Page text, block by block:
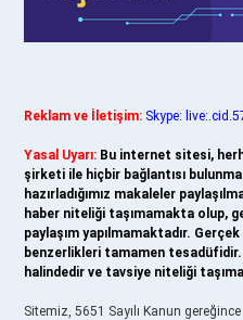
Reklam ve İletişim: Skype:
Yasal Uyarı: Bu internet sitesi,
şirketi ile hiçbir bağlantısı
hazırladığımız makaleler
haber niteliği taşımamakta olup,
paylaşım yapılmamaktadır.
benzerlikleri tamamen
halindedir ve tavsiye niteliği
Sitemiz, 5651 Sayılı Kanun